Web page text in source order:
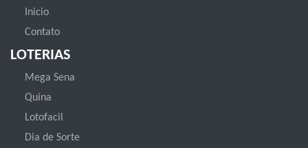
Inicio
Contato
LOTERIAS
Mega Sena
Quina
Lotofacil
Dia de Sorte